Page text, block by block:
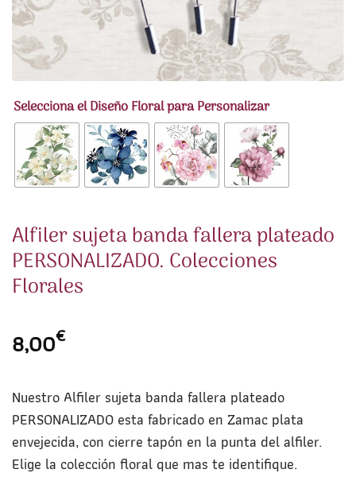
Alfiler sujeta banda fallera plateado
PERSONALIZADO. Colecciones
Florales
8,00€
Nuestro Alfiler sujeta banda fallera plateado
PERSONALIZADO esta fabricado en Zamac plata
envejecida, con cierre tapón en la punta del alfiler.
Elige la colección floral que mas te identifique.
Selecciona el Diseño Floral para Personalizar